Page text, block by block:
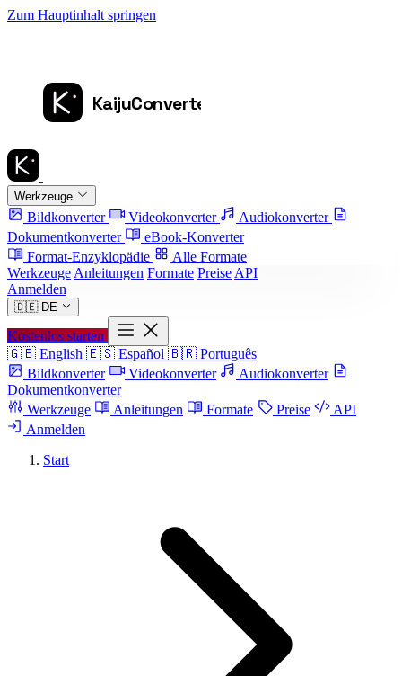
Zum Hauptinhalt springen
Werkzeuge
Bildkonverter Videokonverter
Audiokonverter
Dokumentkonverter
eBook-Konverter
Format-Enzyklopädie
Alle Formate
Werkzeuge Anleitungen Formate Preise API
Anmelden
🇩🇪 DE
Kostenlos starten
🇬🇧 English 🇪🇸 Español 🇧🇷 Português
Bildkonverter
Videokonverter
Audiokonverter
Dokumentkonverter
Werkzeuge
Anleitungen Formate Preise
API
Anmelden
Start